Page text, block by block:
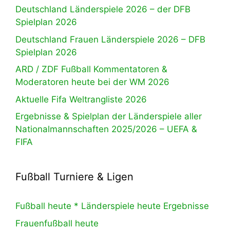
Deutschland Länderspiele 2026 – der DFB
Spielplan 2026
Deutschland Frauen Länderspiele 2026 – DFB
Spielplan 2026
ARD / ZDF Fußball Kommentatoren &
Moderatoren heute bei der WM 2026
Aktuelle Fifa Weltrangliste 2026
Ergebnisse & Spielplan der Länderspiele aller
Nationalmannschaften 2025/2026 – UEFA &
FIFA
Fußball Turniere & Ligen
Fußball heute * Länderspiele heute Ergebnisse
Frauenfußball heute